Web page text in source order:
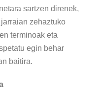
sartzen direnek,
zehaztuko
terminoak eta
egin behar
baitira.